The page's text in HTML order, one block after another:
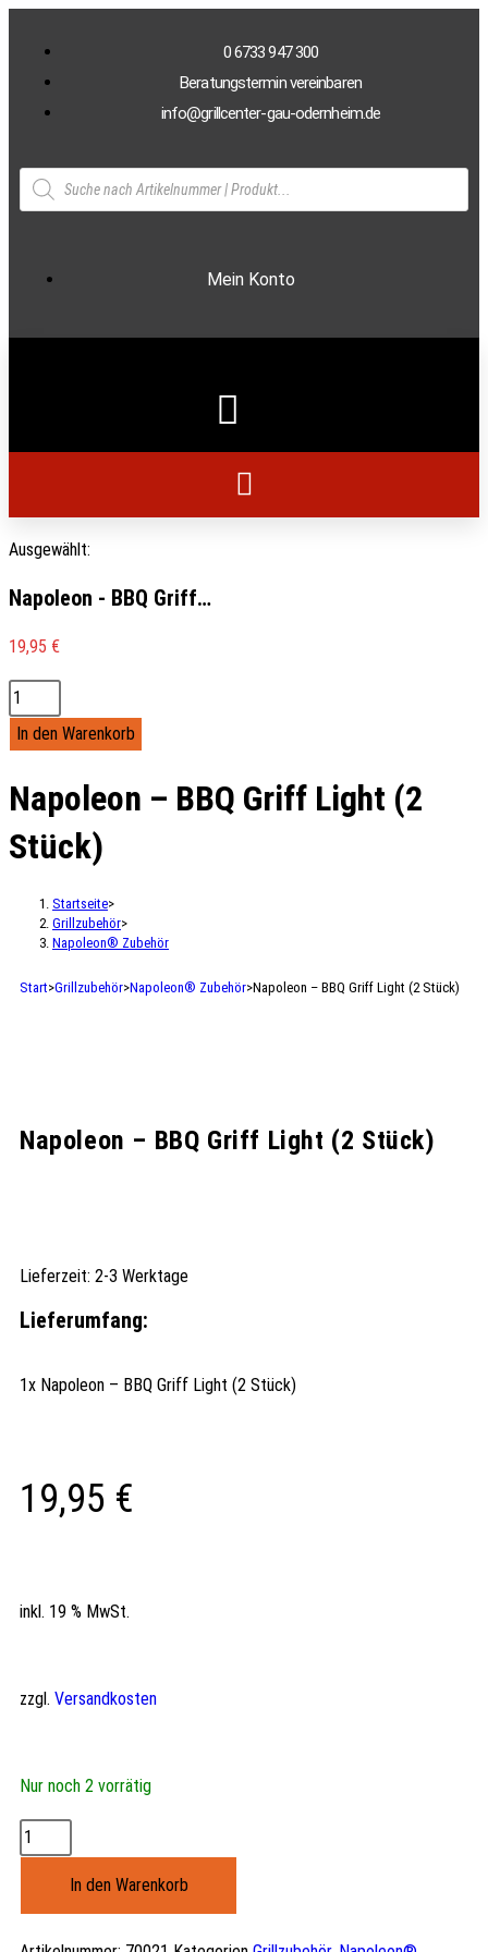
0 6733 947 300
Beratungstermin vereinbaren
info@grillcenter-gau-odernheim.de
Mein Konto
Ausgewählt:
Napoleon - BBQ Griff…
19,95 €
In den Warenkorb
Napoleon – BBQ Griff Light (2
Stück)
Startseite>
Grillzubehör>
Napoleon® Zubehör
Start>Grillzubehör>Napoleon® Zubehör>Napoleon – BBQ Griff Light (2 Stück)
Napoleon – BBQ Griff Light (2 Stück)
Lieferzeit: 2-3 Werktage
Lieferumfang:
1x Napoleon – BBQ Griff Light (2 Stück)
19,95 €
inkl. 19 % MwSt.
zzgl. Versandkosten
Nur noch 2 vorrätig
In den Warenkorb